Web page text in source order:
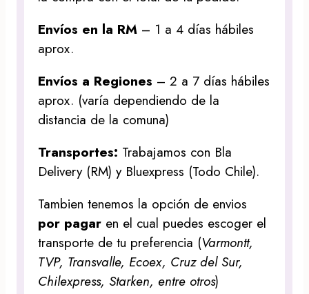
Envíos en la RM – 1 a 4 días hábiles
aprox.
Envíos a Regiones – 2 a 7 días hábiles
aprox. (varía dependiendo de la
distancia de la comuna)
Transportes: Trabajamos con Bla
Delivery (RM) y Bluexpress (Todo Chile).
Tambien tenemos la opción de envios
por pagar en el cual puedes escoger el
transporte de tu preferencia (Varmontt,
TVP, Transvalle, Ecoex, Cruz del Sur,
Chilexpress, Starken, entre otros)